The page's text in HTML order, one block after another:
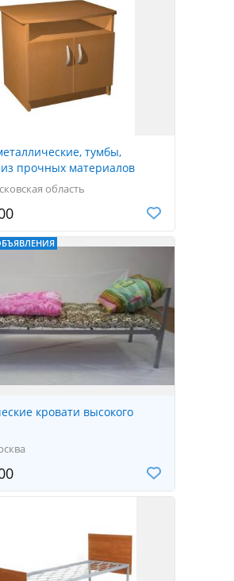
тумбы,
прочных материалов
область
кровати высокого